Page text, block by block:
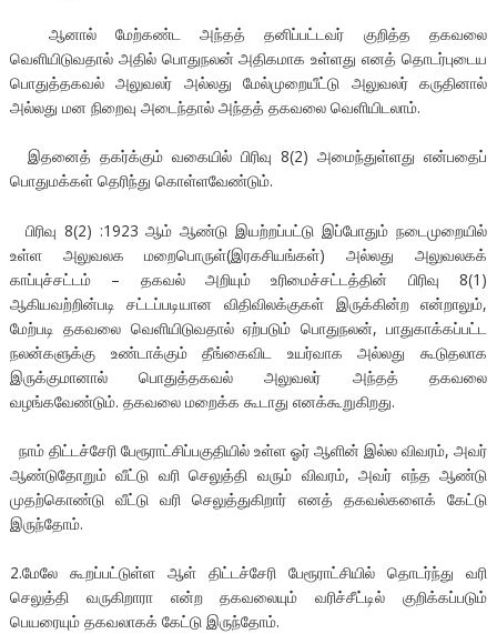
ஆனால் மேற்கண்ட அந்தத் தனிப்பட்டவர் குறித்த தகவலை
வெளியிடுவதால் அதில் பொதுநலன் அதிகமாக உள்ளது எனத் தொடர்புடைய
பொதுத்தகவல் அலுவலர் அல்லது மேல்முறையீட்டு அலுவலர் கருதினால்
அல்லது மன நிறைவு அடைந்தால் அந்தத் தகவலை வெளியிடலாம்.
இதனைத் தகர்க்கும் வகையில் பிரிவு 8(2) அமைந்துள்ளது என்பதைப்
பொதுமக்கள் தெரிந்து கொள்ளவேண்டும்.
பிரிவு 8(2) :1923 ஆம் ஆண்டு இயற்றப்பட்டு இப்போதும் நடைமுறையில்
உள்ள அலுவலக மறைபொருள்(இரகசியங்கள்) அல்லது அலுவலகக்
காப்புச்சட்டம் – தகவல் அறியும் உரிமைச்சட்டத்தின் பிரிவு 8(1)
ஆகியவற்றின்படி சட்டப்படியான விதிவிலக்குகள் இருக்கின்ற என்றாலும்,
மேற்படி தகவலை வெளியிடுவதால் ஏற்படும் பொதுநலன், பாதுகாக்கப்பட்ட
நலன்களுக்கு உண்டாக்கும் தீங்கைவிட உயர்வாக அல்லது கூடுதலாக
இருக்குமானால் பொதுத்தகவல் அலுவலர் அந்தத் தகவலை
வழங்கவேண்டும். தகவலை மறைக்க கூடாது எனக்கூறுகிறது.
நாம் திட்டச்சேரி பேரூராட்சிப்பகுதியில் உள்ள ஓர் ஆளின் இல்ல விவரம், அவர்
ஆண்டுதோறும் வீட்டு வரி செலுத்தி வரும் விவரம், அவர் எந்த ஆண்டு
முதற்கொண்டு வீட்டு வரி செலுத்துகிறார் எனத் தகவல்களைக் கேட்டு
இருந்தோம்.
2.மேலே கூறப்பட்டுள்ள ஆள் திட்டச்சேரி பேரூராட்சியில் தொடர்ந்து வரி
செலுத்தி வருகிறாரா என்ற தகவலையும் வரிச்சீட்டில் குறிக்கப்படும்
பெயரையும் தகவலாகக் கேட்டு இருந்தோம்.